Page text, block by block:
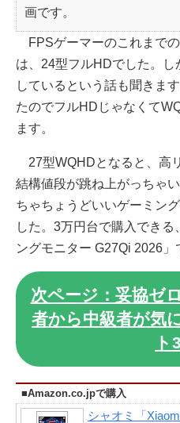
画です。
FPSゲーマーのこれまで
は、24型フルHDでした。
しているという話も聞きま
たのでフルHDじゃなくて
ます。
27型WQHDとなると、高
結構値段が跳ね上がっちゃ
ちゃちょうどいいゲーミン
した。3万円台で購入でき
ングモニター G27Qi 2026」
次ページ：妥協ゼ
者から中級者が気
ト
■Amazon.co.jpで購入
シャオミ「